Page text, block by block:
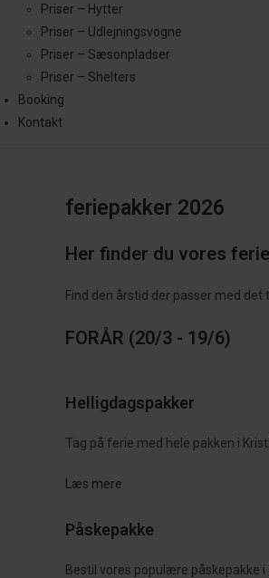
Priser – Hytter
Priser – Udlejningsvogne
Priser – Sæsonpladser
Priser – Shelters
Booking
Kontakt
feriepakker 2026
Her finder du vores
Find den årstid der passer med
FORÅR (20/3 - 19/6)
Helligdagspakker
Tag på ferie med hele pakken i
Læs mere
Påskepakke
Bestil vores populære påskepakke i